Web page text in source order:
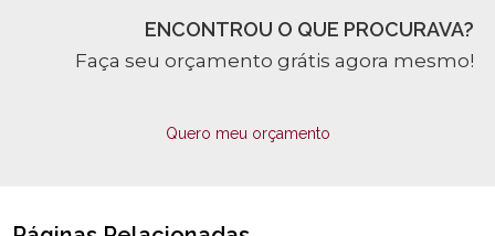
ENCONTROU O QUE PROCURAVA?
Faça seu orçamento grátis agora mesmo!
Quero meu orçamento